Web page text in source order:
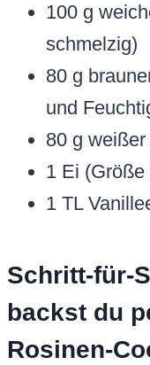
100 g
schmelzig)
80 g
und
80 g
1 Ei (Größe
1 TL
Schritt-für-
backst du
Rosinen-